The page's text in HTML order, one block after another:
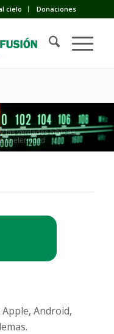
cielo Donaciones
las verdades bíblicas
la eternidad
Android,